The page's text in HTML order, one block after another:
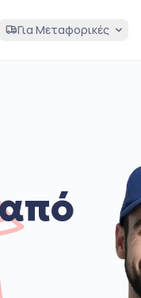
Για Μεταφορικές